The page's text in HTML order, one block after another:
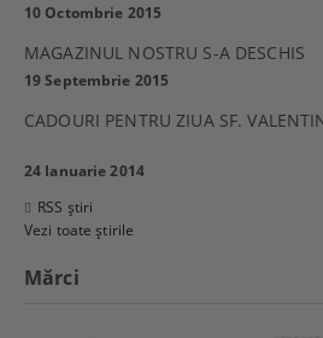
10 Octombrie 2015
MAGAZINUL NOSTRU S-A DESCHIS
19 Septembrie 2015
CADOURI PENTRU ZIUA SF.
24 Ianuarie 2014
RSS știri
Vezi toate știrile
Mărci